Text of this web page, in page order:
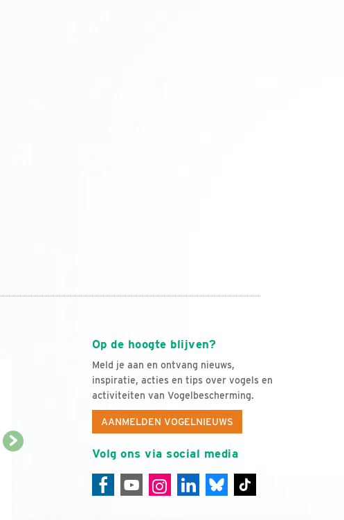
Op de hoogte blijven?
Meld je aan en ontvang nieuws,
inspiratie, acties en tips over vogels en
activiteiten van Vogelbescherming.
AANMELDEN VOGELNIEUWS
Volg ons via social media